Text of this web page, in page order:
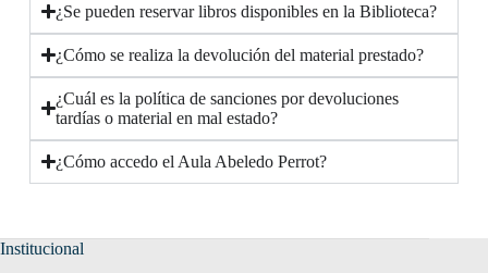
¿Se pueden reservar libros disponibles en la Biblioteca?
¿Cómo se realiza la devolución del material prestado?
¿Cuál es la política de sanciones por devoluciones
tardías o material en mal estado?
¿Cómo accedo el Aula Abeledo Perrot?
Institucional